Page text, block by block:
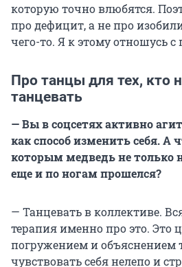
которую точно влюбятся.
про дефицит, а не про
чего-то. Я к этому отношусь с
Про танцы для тех, кто
танцевать
— Вы в соцсетях активно
как способ изменить себя. А
которым медведь не только
еще и по ногам прошелся?
— Танцевать в коллективе.
терапия именно про это. Это
погружением и объяснением
чувствовать себя нелепо и